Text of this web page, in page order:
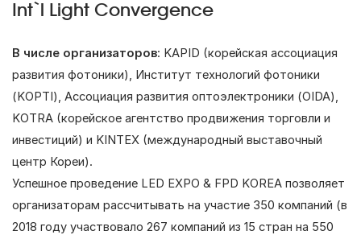
Int`l Light Convergence
В числе организаторов: KAPID (корейская ассоциация
развития фотоники), Институт технологий фотоники
(KOPTI), Ассоциация развития оптоэлектроники (OIDA),
KOTRA (корейское агентство продвижения торговли и
инвестиций) и KINTEX (международный выставочный
центр Кореи).
Успешное проведение LED EXPO & FPD KOREA позволяет
организаторам рассчитывать на участие 350 компаний (в
2018 году участвовало 267 компаний из 15 стран на 550